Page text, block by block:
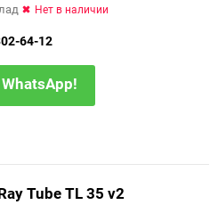
Нет в наличии
64-12
Tube TL 35 v2